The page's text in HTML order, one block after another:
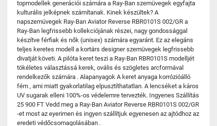
topmodellek generációi számára a Ray-Ban szemüvegek egyfajta
kulturális jelképnek számítanak. Kinek készültek? A
napszemüvegek Ray-Ban Aviator Reverse RBR0101S 002/GR a
Ray-Ban legfrissebb kollekciójának részei, nagy gondossággal
készítve férfiak és nők (unisex) számára egyaránt. Ez az elegáns
teljes keretes modell a kortárs designer szemüvegek legfrissebb
divatját követi. A pilóta keret teszi a Ray-Ban RBR0101S modelljét
tökéletes választássá kerek, ovális és szögletes arcformával
rendelkezők számára . Alapanyagok A keret anyaga korrózióálló
fém , ami miatt gyakorlatilag elpusztíthatatlan. A lencséket a káros
UV sugarak elleni 100%-os védelemre tervezték. Ingyenes Szállítás
25 900 FT Vedd meg a Ray-Ban Aviator Reverse RBR0101S 002/GR
-et most az eyerimen és ingyen szállítjuk egyenesen az ajtódhoz az
eredeti védőcsomagolásában .